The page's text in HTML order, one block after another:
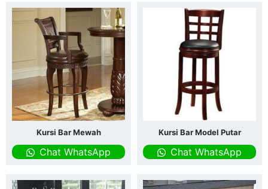
Kursi Bar Mewah
Chat WhatsApp
Kursi Bar Model Putar
Chat WhatsApp